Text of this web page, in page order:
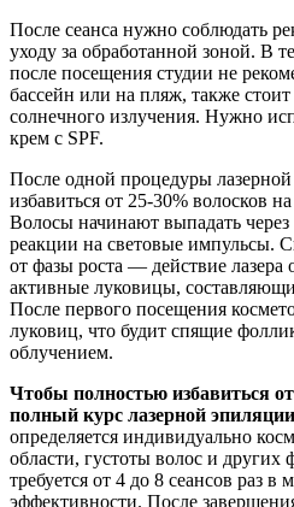
После сеанса нужно соблюдать
уходу за обработанной зоной. В
после посещения студии не
бассейн или на пляж, также стоит
солнечного излучения. Нужно
крем с SPF.
После одной процедуры
избавиться от 25-30% волосков
Волосы начинают выпадать через
реакции на световые импульсы.
от фазы роста — действие лазера
активные луковицы,
После первого посещения
луковиц, что будит спящие
облучением.
Чтобы полностью избавиться
полный курс лазерной эпиляции
определяется индивидуально
области, густоты волос и других
требуется от 4 до 8 сеансов раз в
эффективности. После